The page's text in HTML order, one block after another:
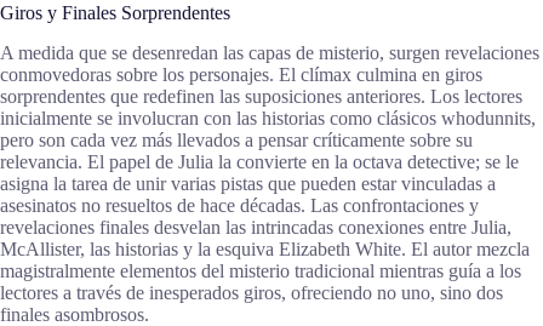
Giros y Finales Sorprendentes
A medida que se desenredan las capas de misterio, surgen revelaciones
conmovedoras sobre los personajes. El clímax culmina en giros
sorprendentes que redefinen las suposiciones anteriores. Los lectores
inicialmente se involucran con las historias como clásicos whodunnits,
pero son cada vez más llevados a pensar críticamente sobre su
relevancia. El papel de Julia la convierte en la octava detective; se le
asigna la tarea de unir varias pistas que pueden estar vinculadas a
asesinatos no resueltos de hace décadas. Las confrontaciones y
revelaciones finales desvelan las intrincadas conexiones entre Julia,
McAllister, las historias y la esquiva Elizabeth White. El autor mezcla
magistralmente elementos del misterio tradicional mientras guía a los
lectores a través de inesperados giros, ofreciendo no uno, sino dos
finales asombrosos.